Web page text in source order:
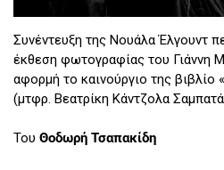
Συνέντευξη της Νουάλα Έλγουντ
έκθεση φωτογραφίας του Γιάννη
αφορμή το καινούργιο της βιβλίο
(μτφρ. Βεατρίκη Κάντζολα
Του Θοδωρή Τσαπακίδη